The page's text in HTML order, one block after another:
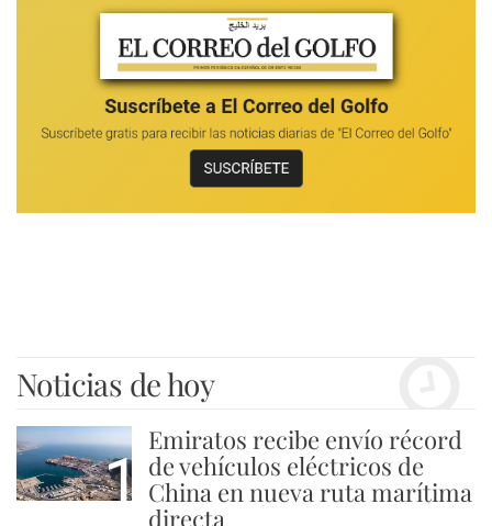
Noticias de hoy
1
Emiratos recibe envío récord
de vehículos eléctricos de
China en nueva ruta marítima
directa